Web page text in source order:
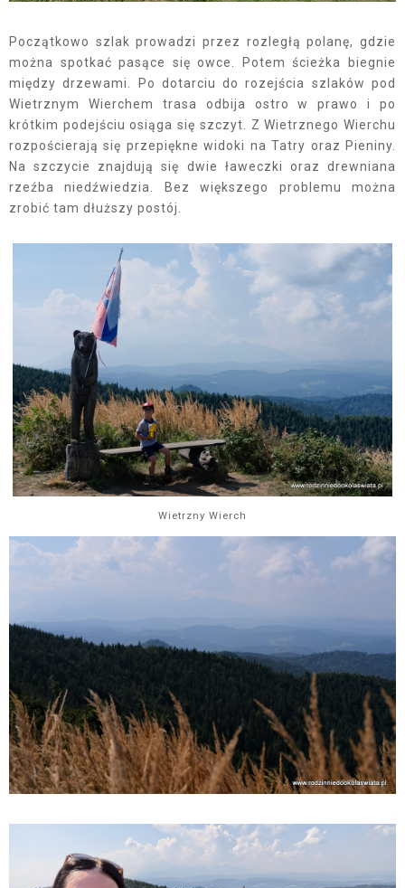
Początkowo szlak prowadzi przez rozległą polanę, gdzie
można spotkać pasące się owce. Potem ścieżka biegnie
między drzewami. Po dotarciu do rozejścia szlaków pod
Wietrznym Wierchem trasa odbija ostro w prawo i po
krótkim podejściu osiąga się szczyt. Z Wietrznego Wierchu
rozpościerają się przepiękne widoki na Tatry oraz Pieniny.
Na szczycie znajdują się dwie ławeczki oraz drewniana
rzeźba niedźwiedzia. Bez większego problemu można
zrobić tam dłuższy postój.
Wietrzny Wierch